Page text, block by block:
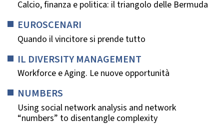
Calcio, finanza e politica: il triangolo delle Bermuda
EUROSCENARI
Quando il vincitore si prende tutto
IL DIVERSITY MANAGEMENT
Workforce e Aging. Le nuove opportunità
NUMBERS
Using social network analysis and network
“numbers” to disentangle complexity